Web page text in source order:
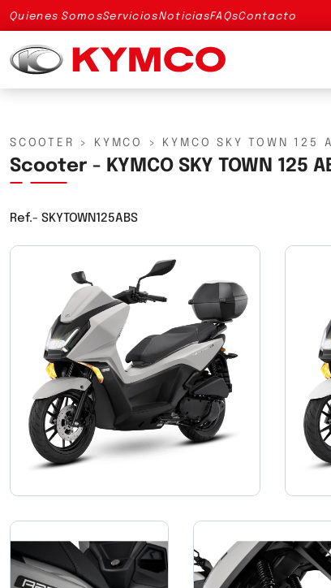
Quienes SomosServiciosNoticiasFAQsContacto
SCOOTER > KYMCO > KYMCO SKY TOWN 125
Scooter - KYMCO SKY TOWN 125
Ref.- SKYTOWN125ABS